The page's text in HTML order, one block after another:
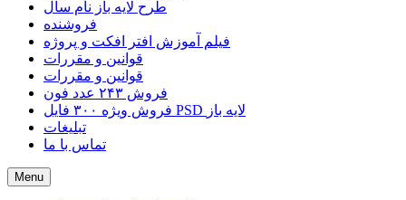
طرح لایه باز نام سال
فروشنده
فیلم آموزش افتر افکت و پروژه
قوانین و مقررات
قوانین و مقررات
فروش ۲۴۳ عدد فون
فروش ویژه ۳۰۰ فایل PSD لایه باز
تبلیغات
تماس با ما
Menu